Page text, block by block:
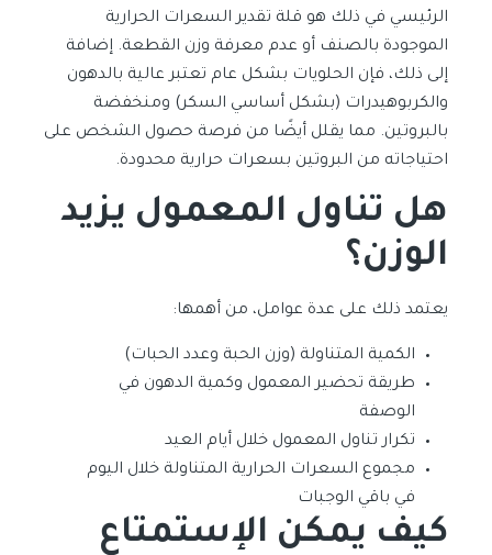
الرئيسي في ذلك هو قلة تقدير السعرات الحرارية
الموجودة بالصنف أو عدم معرفة وزن القطعة. إضافة
إلى ذلك، فإن الحلويات بشكل عام تعتبر عالية بالدهون
والكربوهيدرات (بشكل أساسي السكر) ومنخفضة
بالبروتين. مما يقلل أيضًا من فرصة حصول الشخص على
احتياجاته من البروتين بسعرات حرارية محدودة.
هل تناول المعمول يزيد
الوزن؟
يعتمد ذلك على عدة عوامل، من أهمها:
الكمية المتناولة (وزن الحبة وعدد الحبات)
طريقة تحضير المعمول وكمية الدهون في
الوصفة
تكرار تناول المعمول خلال أيام العيد
مجموع السعرات الحرارية المتناولة خلال اليوم
في باقي الوجبات
كيف يمكن الإستمتاع